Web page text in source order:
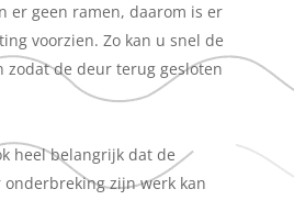
er geen ramen, daarom is er
voorzien. Zo kan u snel de
zodat de deur terug gesloten
heel belangrijk dat de
onderbreking zijn werk kan